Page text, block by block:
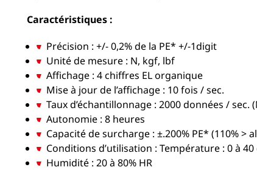
Caractéristiques :
Précision : +/- 0,2% de la PE* +/-1digit
Unité de mesure : N, kgf, lbf
Affichage : 4 chiffres EL organique
Mise à jour de l’affichage : 10 fois / sec.
Taux d’échantillonnage : 2000 données / sec.
Autonomie : 8 heures
Capacité de surcharge : ±.200% PE* (110% >
Conditions d’utilisation : Température : 0 à 40
Humidité : 20 à 80% HR